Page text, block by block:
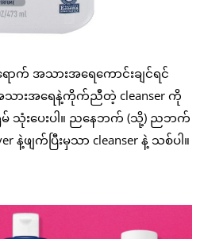
အသားအရေကောင်းချင်ရင်
အသားအရေနဲ့ကိုက်ညီတဲ့ cleanser ကို
ြိမ် သုံးပေးပါ။ ညနေဘက် (သို့) ညဘက်
နဲ့ဖျက်ပြီးမှသာ cleanser နဲ့ သစ်ပါ။